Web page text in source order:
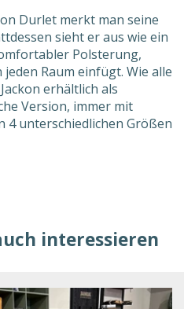
Durlet merkt man seine
sieht er aus wie ein
Polsterung,
Raum einfügt. Wie alle
erhältlich als
Version, immer mit
unterschiedlichen Größen
interessieren